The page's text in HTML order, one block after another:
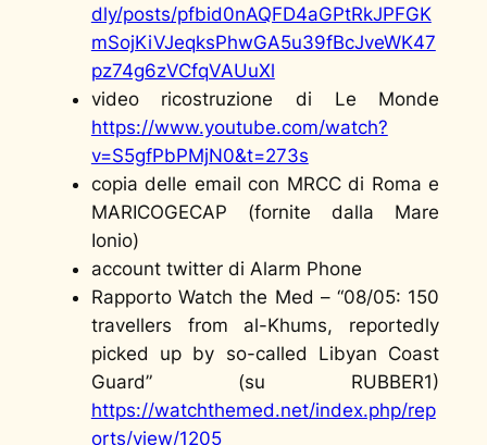
dly/posts/pfbid0nAQFD4aGPtRkJPFGK
mSojKiVJeqksPhwGA5u39fBcJveWK47
pz74g6zVCfqVAUuXl
video ricostruzione di Le Monde
https://www.youtube.com/watch?
v=S5gfPbPMjN0&t=273s
copia delle email con MRCC di Roma e
MARICOGECAP (fornite dalla Mare
Ionio)
account twitter di Alarm Phone
Rapporto Watch the Med – “08/05: 150
travellers from al-Khums, reportedly
picked up by so-called Libyan Coast
Guard” (su RUBBER1)
https://watchthemed.net/index.php/rep
orts/view/1205